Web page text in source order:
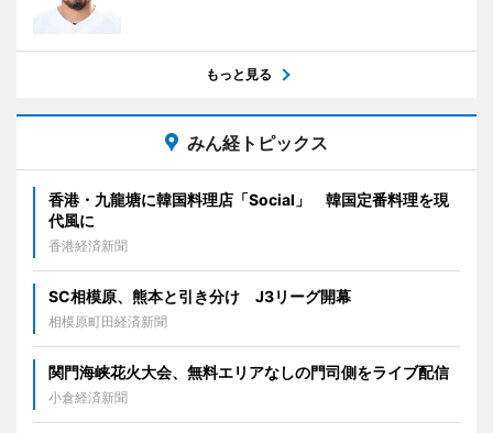
もっと見る
みん経トピックス
香港・九龍塘に韓国料理店「Social」 韓国定番料理を現
代風に
香港経済新聞
SC相模原、熊本と引き分け J3リーグ開幕
相模原町田経済新聞
関門海峡花火大会、無料エリアなしの門司側をライブ配信
小倉経済新聞